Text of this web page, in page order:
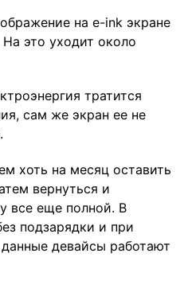
на e-ink экране
это уходит около
тратится
сам же экран ее не
хоть на месяц оставить
вернуться и
все еще полной. В
подзарядки и при
девайсы работают